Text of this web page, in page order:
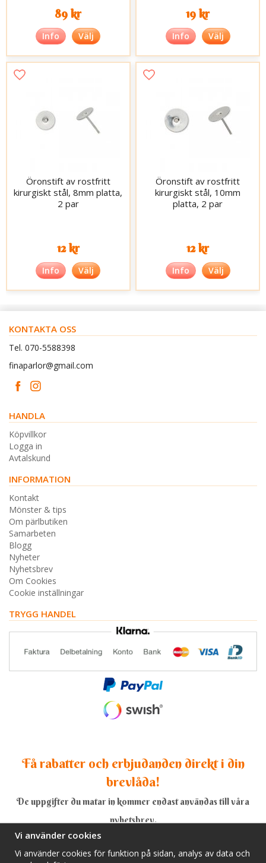
89 kr
Info Välj
19 kr
Info Välj
Öronstift av rostfritt
kirurgiskt stål, 8mm platta,
2 par
12 kr
Info Välj
Öronstift av rostfritt
kirurgiskt stål, 10mm
platta, 2 par
12 kr
Info Välj
KONTAKTA OSS
Tel. 070-5588398
finaparlor@gmail.com
HANDLA
Köpvillkor
Logga in
Avtalskund
INFORMATION
Kontakt
Mönster & tips
Om pärlbutiken
Samarbeten
Blogg
Nyheter
Nyhetsbrev
Om Cookies
Cookie inställningar
TRYGG HANDEL
Få rabatter och erbjudanden direkt i din
brevlåda!
De uppgifter du matar in kommer endast användas till våra
nyhetsbrev.
Vi använder cookies
Vi använder cookies för funktion på sidan, analys av data och